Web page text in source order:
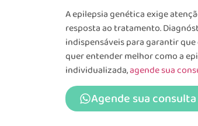
A epilepsia genética exige
resposta ao tratamento.
indispensáveis para garantir
quer entender melhor como a
individualizada,agende sua
Agende sua